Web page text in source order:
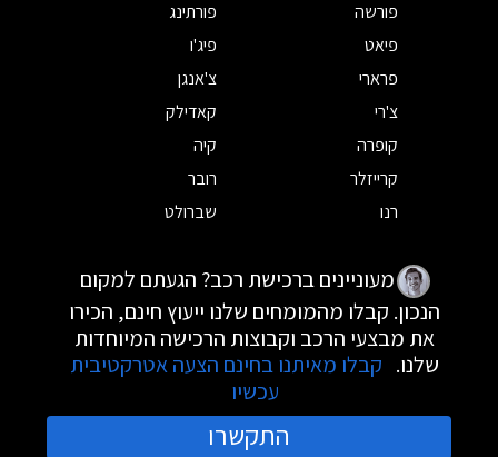
פורשה
פורתינג
פיאט
פיג'ו
פרארי
צ'אנגן
צ'רי
קאדילק
קופרה
קיה
קרייזלר
רובר
רנו
שברולט
מעוניינים ברכישת רכב? הגעתם למקום
הנכון. קבלו מהמומחים שלנו ייעוץ חינם, הכירו
את מבצעי הרכב וקבוצות הרכישה המיוחדות
שלנו. קבלו מאיתנו בחינם הצעה אטרקטיבית
עכשיו
התקשרו